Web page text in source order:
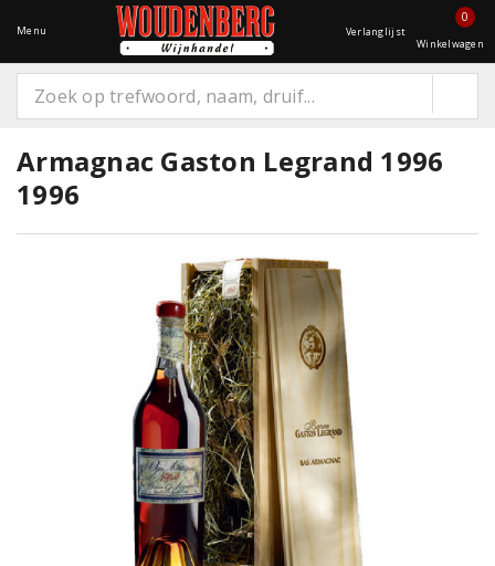
Menu Verlanglijst
0
Winkelwagen
Armagnac Gaston Legrand 1996
1996